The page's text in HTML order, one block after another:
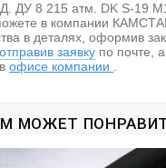
ДУ 8 215 атм. DK S-19
в компании
в деталях, оформив
отправив заявку по почте,
офисе компании
МОЖЕТ